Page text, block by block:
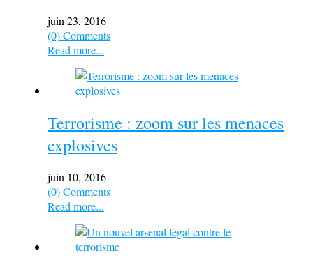
juin 23, 2016
(0) Comments
Read more...
Terrorisme : zoom sur les menaces
explosives
juin 10, 2016
(0) Comments
Read more...